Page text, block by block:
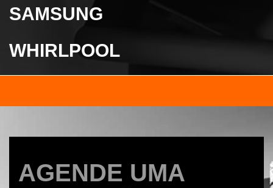
SAMSUNG
WHIRLPOOL
AGENDE UMA